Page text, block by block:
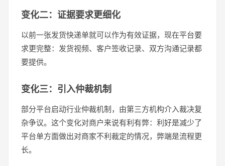
变化二：证据要求更细化
以前一张发货快递单就可以作为有效证据，现在平台要
求更完整：发货视频、客户签收记录、双方沟通记录都
要提供。
变化三：引入仲裁机制
部分平台启动行业仲裁机制，由第三方机构介入裁决复
杂争议。这个变化对商户来说有利有弊：利好是减少了
平台单方面做出对商家不利裁定的情况，弊端是流程更
长。